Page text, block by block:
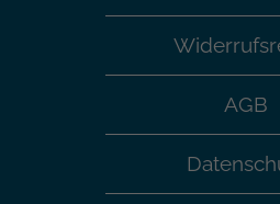
AGB